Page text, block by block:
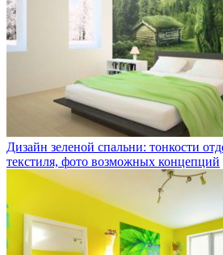
Дизайн зеленой спальни: тонкости
текстиля, фото возможных концепций